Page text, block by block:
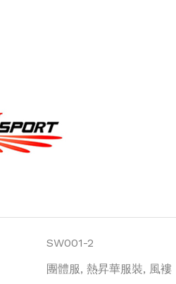
SW001-2
團體服, 熱昇華服裝, 風褸